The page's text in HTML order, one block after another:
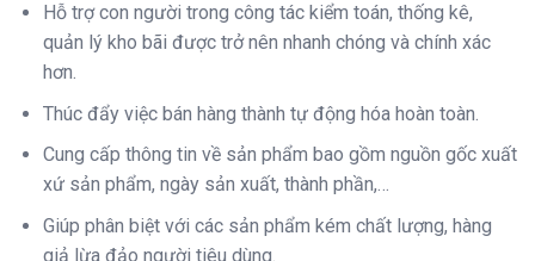
Hỗ trợ con người trong công tác kiểm toán, thống kê,
quản lý kho bãi được trở nên nhanh chóng và chính xác
hơn.
Thúc đẩy việc bán hàng thành tự động hóa hoàn toàn.
Cung cấp thông tin về sản phẩm bao gồm nguồn gốc xuất
xứ sản phẩm, ngày sản xuất, thành phần,…
Giúp phân biệt với các sản phẩm kém chất lượng, hàng
giả lừa đảo người tiêu dùng.